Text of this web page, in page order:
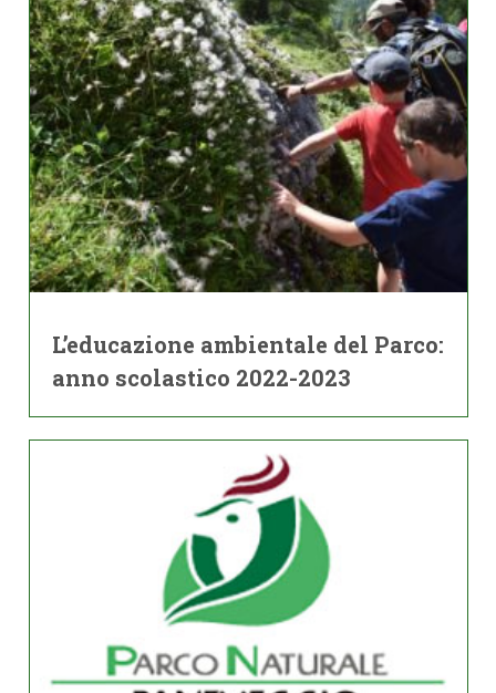
L’educazione ambientale del Parco:
anno scolastico 2022-2023